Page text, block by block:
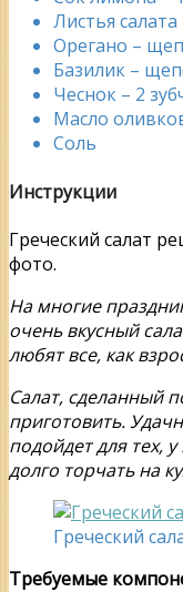
Листья салата
Орегано –
Базилик –
Чеснок – 2
Масло
Соль
Инструкции
Греческий салат
фото.
На многие
очень вкусный
любят все, как
Салат, сделанный
приготовить.
подойдет для тех,
долго торчать на
Греческий
Требуемые